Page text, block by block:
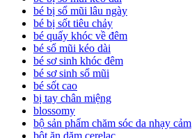
bé bị sổ mũi lâu ngày
bé bị sốt tiêu chảy
bé quấy khóc về đêm
bé sổ mũi kéo dài
bé sơ sinh khóc đêm
bé sơ sinh sổ mũi
bé sốt cao
bị tay chân miệng
blossomy
bộ sản phẩm chăm sóc da nhạy cảm
bột ăn dặm cerelac